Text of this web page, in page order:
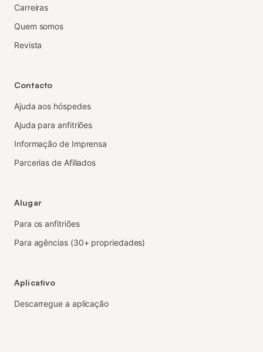
Carreiras
Quem somos
Revista
Contacto
Ajuda aos hóspedes
Ajuda para anfitriões
Informação de Imprensa
Parcerias de Afiliados
Alugar
Para os anfitriões
Para agências (30+ propriedades)
Aplicativo
Descarregue a aplicação